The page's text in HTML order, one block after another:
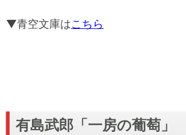
▼青空文庫はこちら
有島武郎「一房の葡萄」